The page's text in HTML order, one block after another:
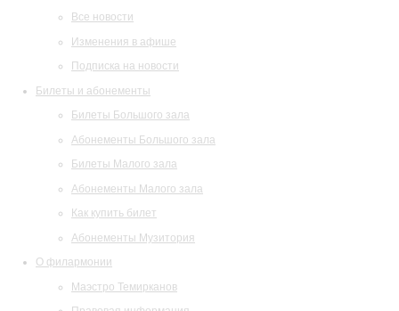
Все новости
Изменения в афише
Подписка на новости
Билеты и абонементы
Билеты Большого зала
Абонементы Большого зала
Билеты Малого зала
Абонементы Малого зала
Как купить билет
Абонементы Музитория
О филармонии
Маэстро Темирканов